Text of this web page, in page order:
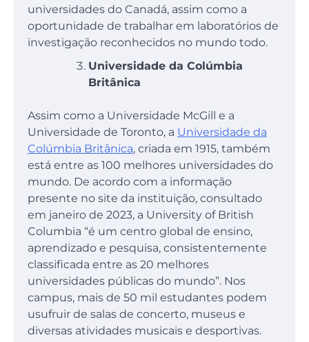
universidades do Canadá, assim como a
oportunidade de trabalhar em laboratórios de
investigação reconhecidos no mundo todo.
Universidade da Colúmbia
Britânica
Assim como a Universidade McGill e a
Universidade de Toronto, a Universidade da
Colúmbia Britânica, criada em 1915, também
está entre as 100 melhores universidades do
mundo. De acordo com a informação
presente no site da instituição, consultado
em janeiro de 2023, a University of British
Columbia “é um centro global de ensino,
aprendizado e pesquisa, consistentemente
classificada entre as 20 melhores
universidades públicas do mundo”. Nos
campus, mais de 50 mil estudantes podem
usufruir de salas de concerto, museus e
diversas atividades musicais e desportivas.